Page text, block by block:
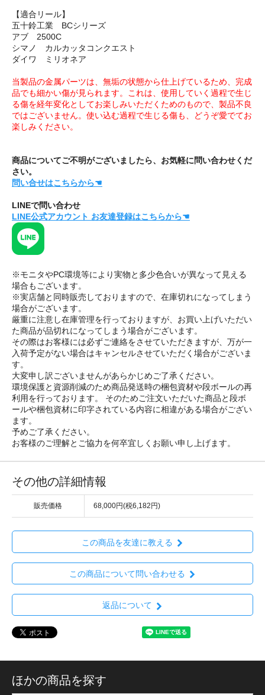
【適合リール】
五十鈴工業 BCシリーズ
アブ 2500C
シマノ カルカッタコンクエスト
ダイワ ミリオネア
当製品の金属パーツは、無垢の状態から仕上げているため、完成
品でも細かい傷が見られます。これは、使用していく過程で生じ
る傷を経年変化としてお楽しみいただくためのもので、製品不良
ではございません。使い込む過程で生じる傷も、どうぞ愛でてお
楽しみください。
商品についてご不明がございましたら、お気軽に問い合わせくだ
さい。
問い合せはこちらから☚
LINEで問い合わせ
LINE公式アカウント お友達登録はこちらから☚
※モニタやPC環境等により実物と多少色合いが異なって見える
場合もございます。
※実店舗と同時販売しておりますので、在庫切れになってしまう
場合がございます。
厳重に注意し在庫管理を行っておりますが、お買い上げいただい
た商品が品切れになってしまう場合がございます。
その際はお客様には必ずご連絡をさせていただきますが、万が一
入荷予定がない場合はキャンセルさせていただく場合がございま
す。
大変申し訳ございませんがあらかじめご了承ください。
環境保護と資源削減のため商品発送時の梱包資材や段ボールの再
利用を行っております。 そのためご注文いただいた商品と段ボ
ールや梱包資材に印字されている内容に相違がある場合がござい
ます。
予めご了承ください。
お客様のご理解とご協力を何卒宜しくお願い申し上げます。
その他の詳細情報
販売価格 68,000円(税6,182円)
この商品を友達に教える
この商品について問い合わせる
返品について
ほかの商品を探す